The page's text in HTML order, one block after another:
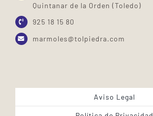
Quintanar de la Orden (Toledo)
925 18 15 80
marmoles@tolpiedra.com
Aviso Legal